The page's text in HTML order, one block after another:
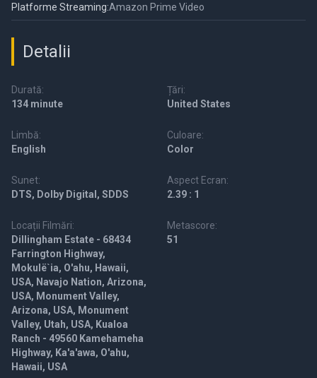
Platforme Streaming:Amazon Prime Video
Detalii
Durată:
134 minute
Țări:
United States
Limbă:
English
Culoare:
Color
Sunet:
DTS, Dolby Digital, SDDS
Aspect Ecran:
2.39 : 1
Locații Filmări:
Dillingham Estate - 68434
Farrington Highway,
Mokulë`ia, O'ahu, Hawaii,
USA, Navajo Nation, Arizona,
USA, Monument Valley,
Arizona, USA, Monument
Valley, Utah, USA, Kualoa
Ranch - 49560 Kamehameha
Highway, Ka'a'awa, O'ahu,
Hawaii, USA
Metascore:
51